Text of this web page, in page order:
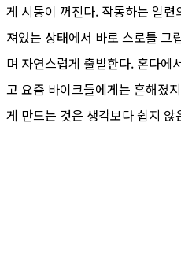
게 시동이 꺼진다. 작동하는 일
져있는 상태에서 바로 스로틀 그
며 자연스럽게 출발한다. 혼다에
고 요즘 바이크들에게는 흔해졌
게 만드는 것은 생각보다 쉽지 않